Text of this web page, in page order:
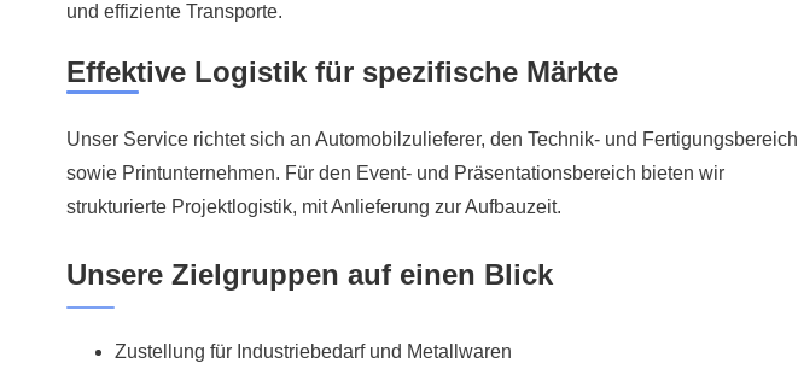
und effiziente Transporte.
Effektive Logistik für spezifische Märkte
Unser Service richtet sich an Automobilzulieferer, den Technik- und Fertigungsbereich
sowie Printunternehmen. Für den Event- und Präsentationsbereich bieten wir
strukturierte Projektlogistik, mit Anlieferung zur Aufbauzeit.
Unsere Zielgruppen auf einen Blick
Zustellung für Industriebedarf und Metallwaren